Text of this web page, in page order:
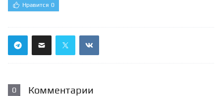
Нравится 0
0 Комментарии